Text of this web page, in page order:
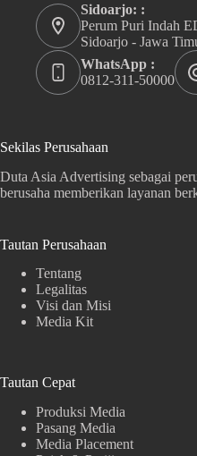
Sidoarjo: :
Perum Puri Indah
Sidoarjo - Jawa
WhatsApp :
0812-311-50000
Sekilas Perusahaan
Duta Asia Advertising sebagai
berusaha memberikan layanan
Tautan Perusahaan
Tentang
Legalitas
Visi dan Misi
Media Kit
Tautan Cepat
Produksi Media
Pasang Media
Media Placement